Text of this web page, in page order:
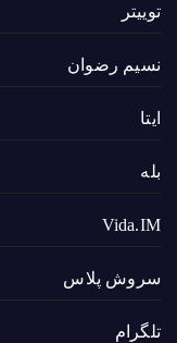
توییتر
نسیم رضوان
ایتا
بله
Vida.IM
سروش پلاس
تلگرام